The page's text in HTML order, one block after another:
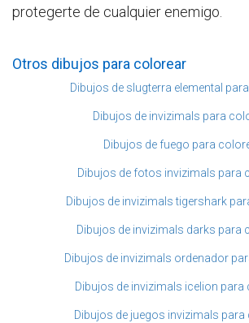
protegerte de cualquier enemigo.
Otros dibujos para colorear
Dibujos de slugterra elemental
Dibujos de invizimals para
Dibujos de fuego para
Dibujos de fotos invizimals para
Dibujos de invizimals tigershark
Dibujos de invizimals darks para
Dibujos de invizimals ordenador
Dibujos de invizimals icelion para
Dibujos de juegos invizimals para